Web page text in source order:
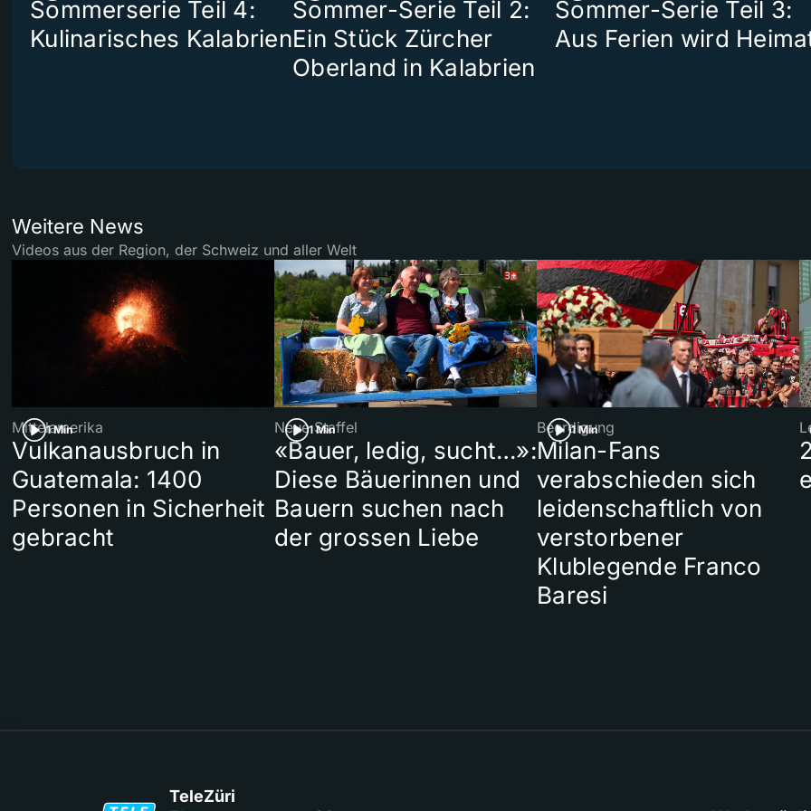
Sommerserie Teil 4:
Kulinarisches Kalabrien
Sommer-Serie Teil 2:
Ein Stück Zürcher
Oberland in Kalabrien
Sommer-Serie Teil 3:
Aus Ferien wird
Weitere News
Videos aus der Region, der Schweiz und aller Welt
1 Min
Mittelamerika
Vulkanausbruch in
Guatemala: 1400
Personen in Sicherheit
gebracht
1 Min
Neue Staffel
«Bauer, ledig, sucht…»:
Diese Bäuerinnen und
Bauern suchen nach
der grossen Liebe
1 Min
Beerdigung
Milan-Fans
verabschieden sich
leidenschaftlich von
verstorbener
Klublegende Franco
Baresi
TeleZüri